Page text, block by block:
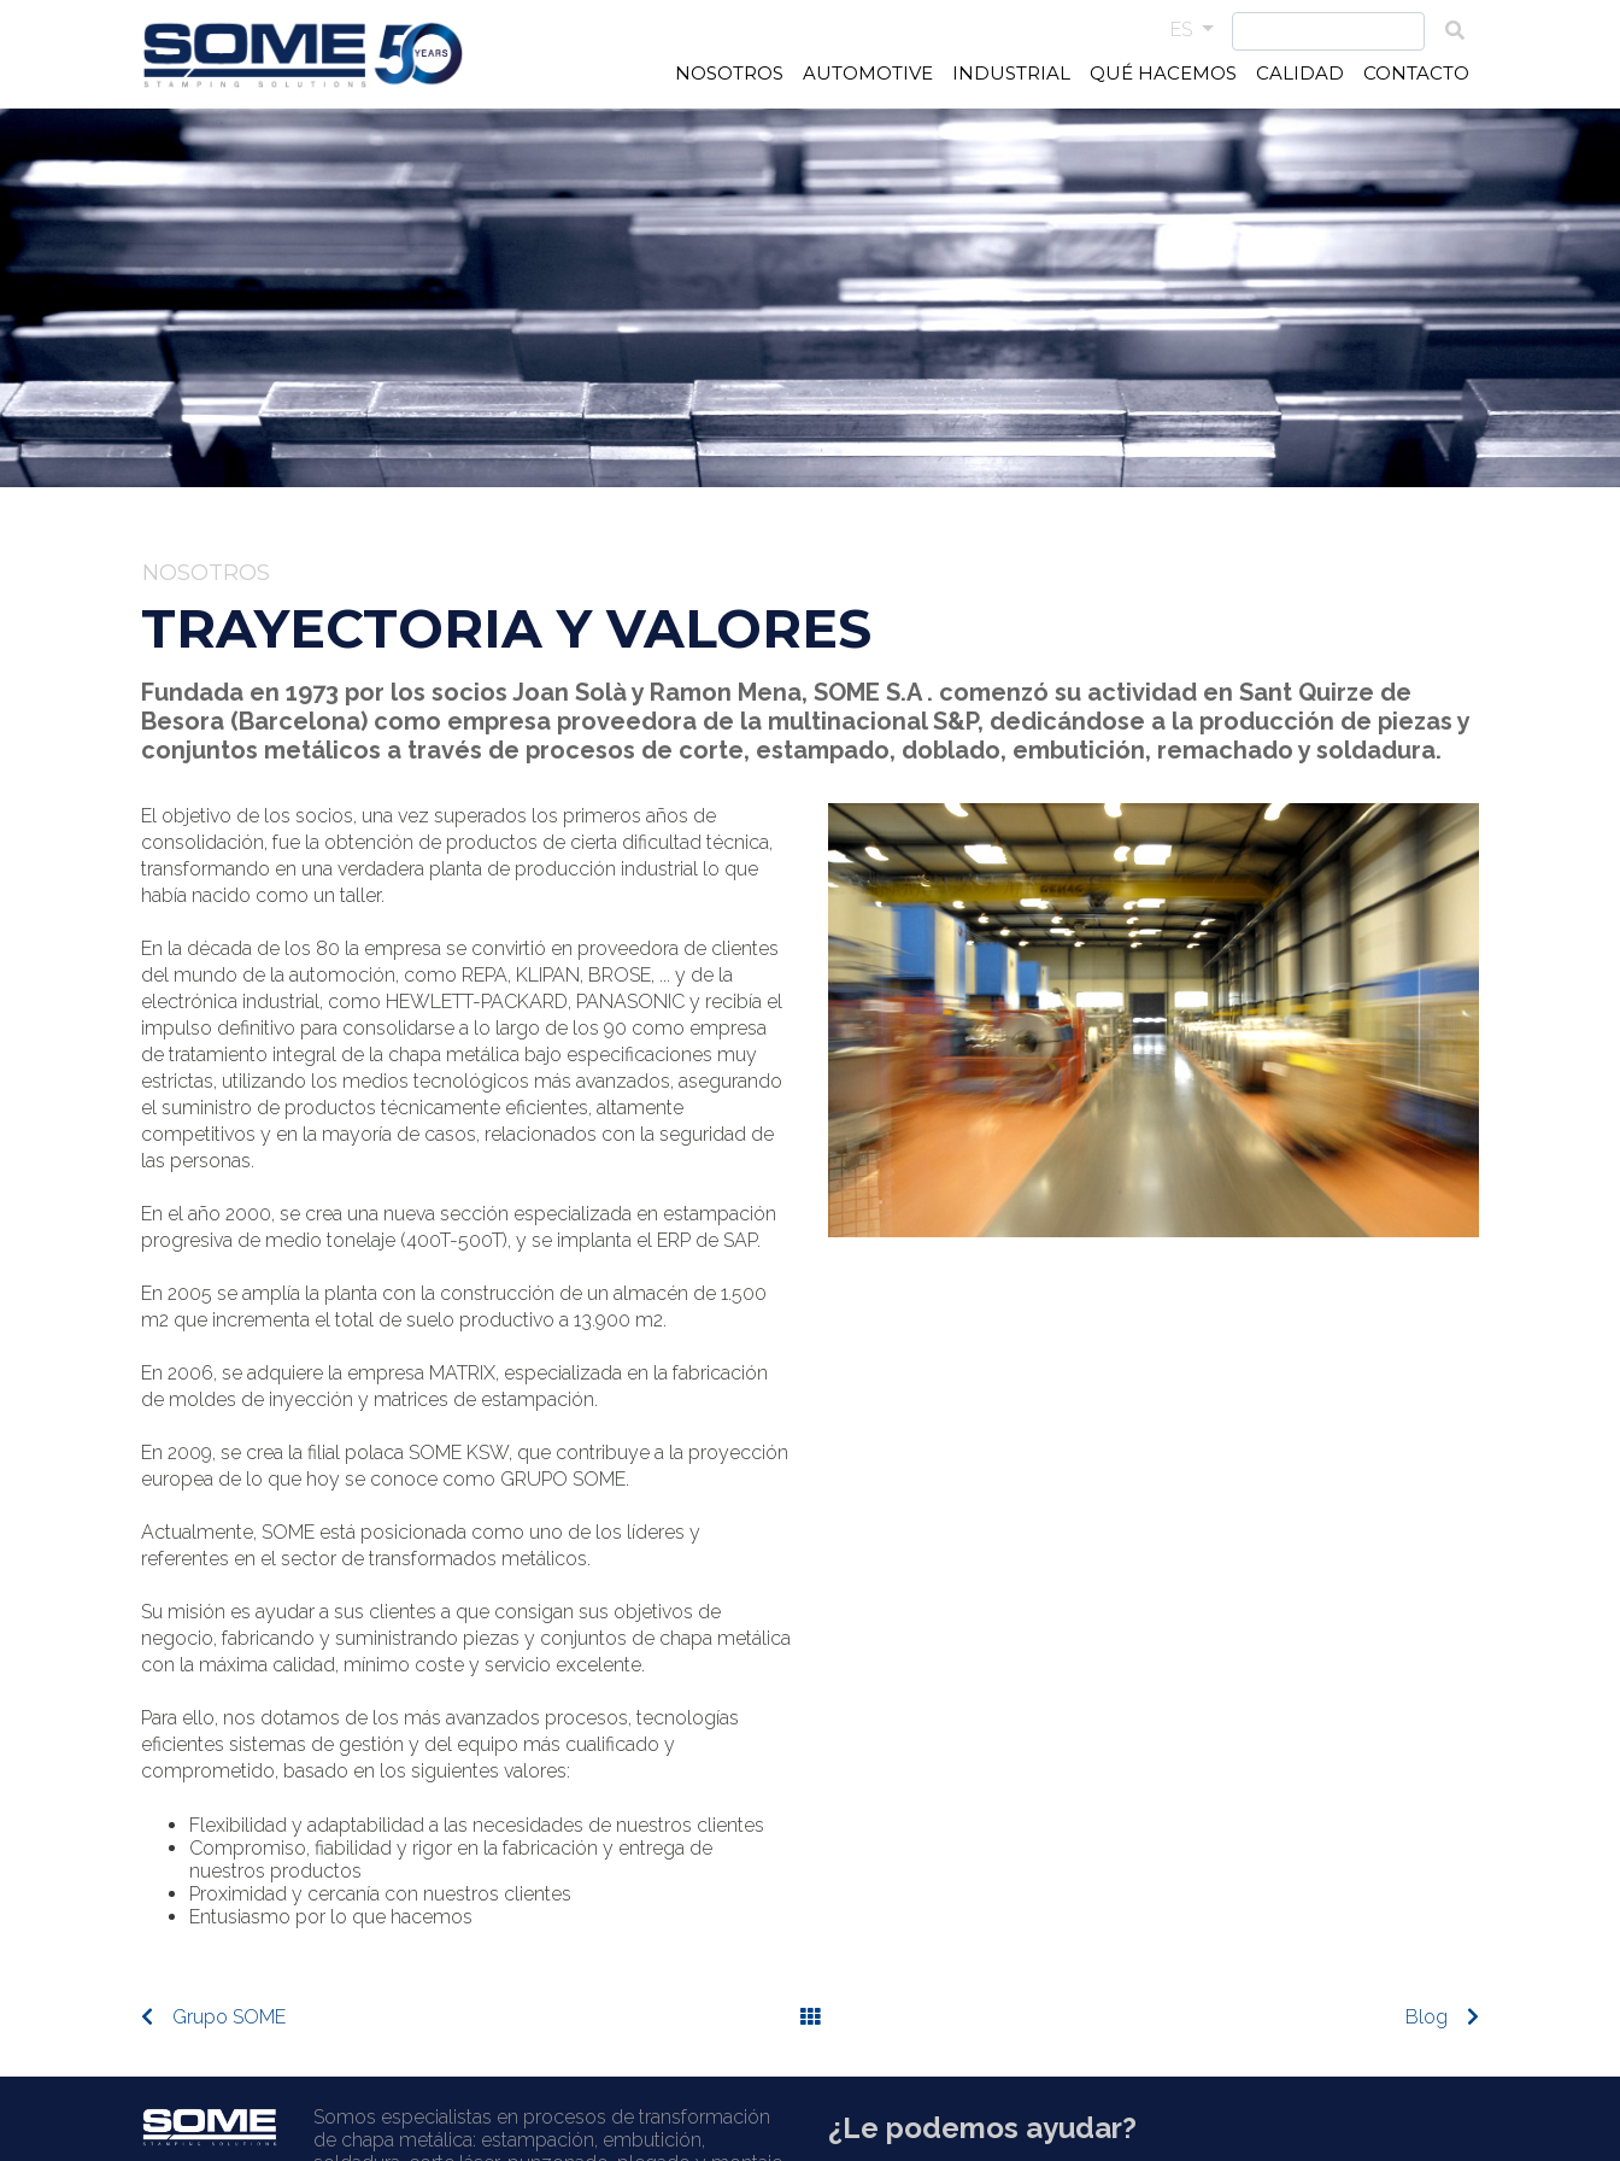
ES
NOSOTROS
AUTOMOTIVE INDUSTRIAL QUÉ HACEMOS CALIDAD CONTACTO
NOSOTROS
TRAYECTORIA Y VALORES
Fundada en 1973 por los socios Joan Solà y Ramon Mena, SOME S.A . comenzó su actividad en Sant Quirze de
Besora (Barcelona) como empresa proveedora de la multinacional S&P, dedicándose a la producción de piezas y
conjuntos metálicos a través de procesos de corte, estampado, doblado, embutición, remachado y soldadura.
El objetivo de los socios, una vez superados los primeros años de
consolidación, fue la obtención de productos de cierta dificultad técnica,
transformando en una verdadera planta de producción industrial lo que
había nacido como un taller.
En la década de los 80 la empresa se convirtió en proveedora de clientes
del mundo de la automoción, como REPA, KLIPAN, BROSE, ... y de la
electrónica industrial, como HEWLETT-PACKARD, PANASONIC y recibía el
impulso definitivo para consolidarse a lo largo de los 90 como empresa
de tratamiento integral de la chapa metálica bajo especificaciones muy
estrictas, utilizando los medios tecnológicos más avanzados, asegurando
el suministro de productos técnicamente eficientes, altamente
competitivos y en la mayoría de casos, relacionados con la seguridad de
las personas.
En el año 2000, se crea una nueva sección especializada en estampación
progresiva de medio tonelaje (400T-500T), y se implanta el ERP de SAP.
En 2005 se amplía la planta con la construcción de un almacén de 1.500
m2 que incrementa el total de suelo productivo a 13.900 m2.
En 2006, se adquiere la empresa MATRIX, especializada en la fabricación
de moldes de inyección y matrices de estampación.
En 2009, se crea la filial polaca SOME KSW, que contribuye a la proyección
europea de lo que hoy se conoce como GRUPO SOME.
Actualmente, SOME está posicionada como uno de los líderes y
referentes en el sector de transformados metálicos.
Su misión es ayudar a sus clientes a que consigan sus objetivos de
negocio, fabricando y suministrando piezas y conjuntos de chapa metálica
con la máxima calidad, mínimo coste y servicio excelente.
Para ello, nos dotamos de los más avanzados procesos, tecnologías
eficientes sistemas de gestión y del equipo más cualificado y
comprometido, basado en los siguientes valores:
Flexibilidad y adaptabilidad a las necesidades de nuestros clientes
Compromiso, fiabilidad y rigor en la fabricación y entrega de
nuestros productos
Proximidad y cercanía con nuestros clientes
Entusiasmo por lo que hacemos
Grupo SOME Blog
Somos especialistas en procesos de transformación
de chapa metálica: estampación, embutición,
¿Le podemos ayudar?